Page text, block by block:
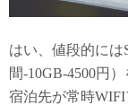
はい、値段的には
間-10GB-4500円
宿泊先が常時